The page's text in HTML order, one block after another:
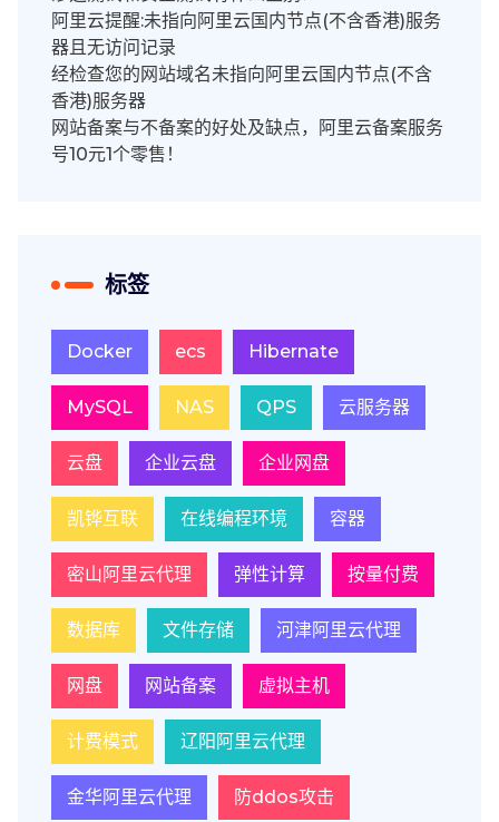
阿里云提醒:未指向阿里云国内节点(不含香港)服务
器且无访问记录
经检查您的网站域名未指向阿里云国内节点(不含
香港)服务器
网站备案与不备案的好处及缺点，阿里云备案服务
号10元1个零售！
标签
Docker ecs Hibernate
MySQL NAS QPS 云服务器
云盘 企业云盘 企业网盘
凯铧互联 在线编程环境 容器
密山阿里云代理 弹性计算 按量付费
数据库 文件存储 河津阿里云代理
网盘 网站备案 虚拟主机
计费模式 辽阳阿里云代理
金华阿里云代理 防ddos攻击